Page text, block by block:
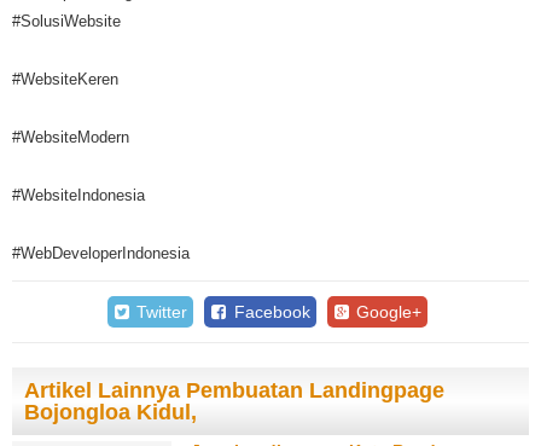
#SolusiWebsite
#WebsiteKeren
#WebsiteModern
#WebsiteIndonesia
#WebDeveloperIndonesia
Twitter Facebook Google+
Artikel Lainnya Pembuatan Landingpage
Bojongloa Kidul,